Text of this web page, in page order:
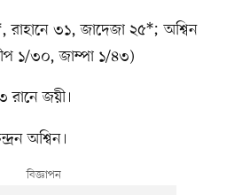
৩১, জাদেজা ২৫*; অশ্বিন
১/৩০, জাম্পা ১/৪৩)
রানে জয়ী।
অশ্বিন।